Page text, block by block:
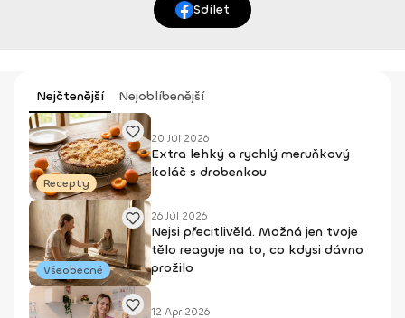
Sdílet
Nejčtenější Nejoblíbenější
Recepty
20 Júl 2026
Extra lehký a rychlý meruňkový
koláč s drobenkou
Všeobecné
26 Júl 2026
Nejsi přecitlivělá. Možná jen tvoje
tělo reaguje na to, co kdysi dávno
prožilo
12 Apr 2026